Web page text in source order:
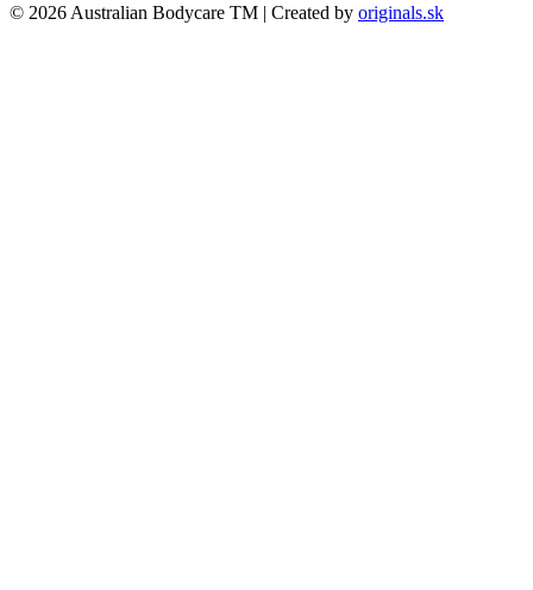
© 2026 Australian Bodycare TM | Created by originals.sk